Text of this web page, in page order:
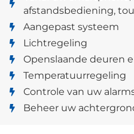
afstandsbediening,
Aangepast systeem
Lichtregeling
Openslaande deuren
Temperatuurregeling
Controle van uw
Beheer uw